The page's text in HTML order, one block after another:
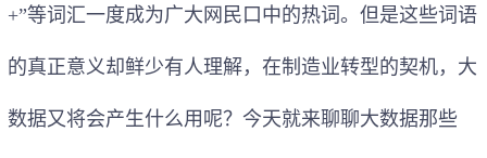
+”等词汇一度成为广大网民口中的热词。但是这些词语
的真正意义却鲜少有人理解，在制造业转型的契机，大
数据又将会产生什么用呢？今天就来聊聊大数据那些